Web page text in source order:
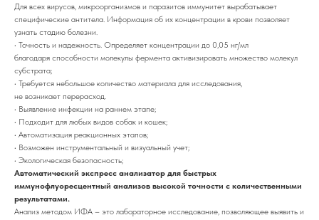
Для всех вирусов, микроорганизмов и паразитов иммунитет вырабатывает
специфические антитела. Информация об их концентрации в крови позволяет
узнать стадию болезни.
• Точность и надежность. Определяет концентрации до 0,05 нг/мл
благодаря способности молекулы фермента активизировать множество молекул
субстрата;
• Требуется небольшое количество материала для исследования,
не возникает перерасход.
• Выявление инфекции на раннем этапе;
• Подходит для любых видов собак и кошек;
• Автоматизация реакционных этапов;
• Возможен инструментальный и визуальный учет;
• Экологическая безопасность;
Автоматический экспресс анализатор для быстрых
иммунофлуоресцентный анализов высокой точности с количественными
результатами.
Анализ методом ИФА – это лабораторное исследование, позволяющее выявить и